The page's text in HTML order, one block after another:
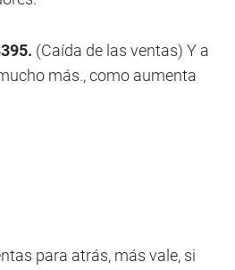
(Caída de las ventas) Y a
más., como aumenta
para atrás, más vale, si